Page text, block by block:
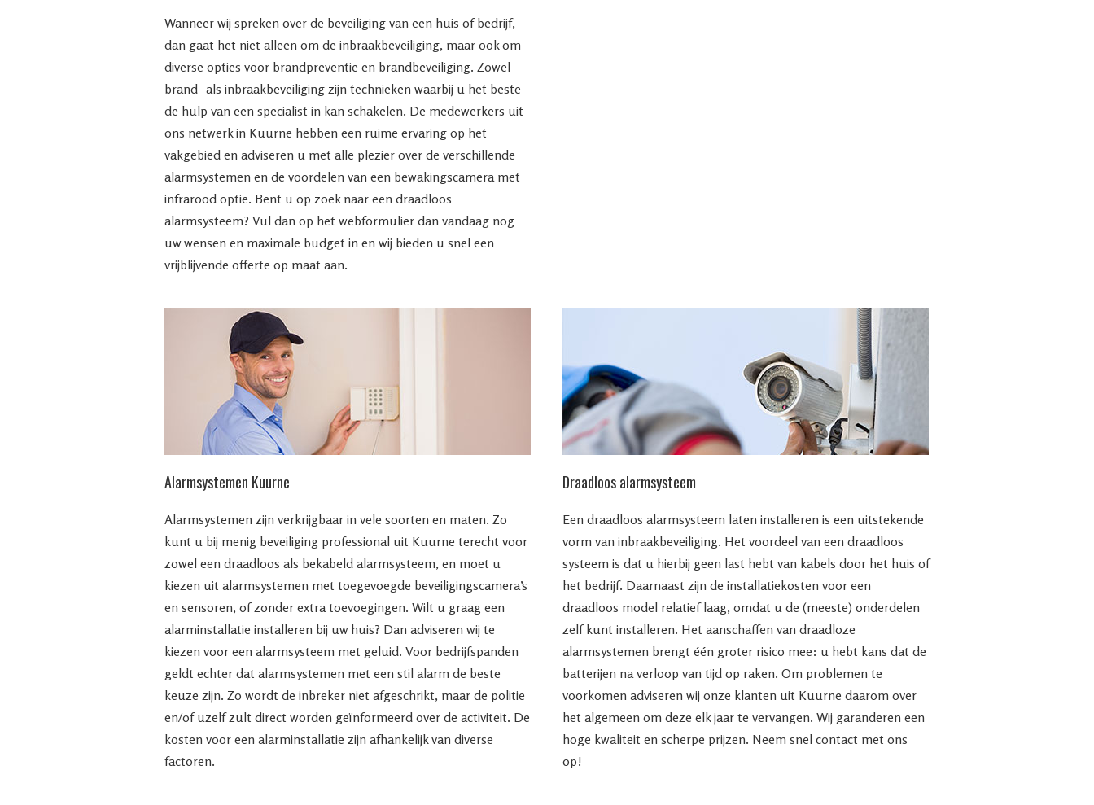
Wanneer wij spreken over de beveiliging van een huis of bedrijf,
dan gaat het niet alleen om de inbraakbeveiliging, maar ook om
diverse opties voor brandpreventie en brandbeveiliging. Zowel
brand- als inbraakbeveiliging zijn technieken waarbij u het beste
de hulp van een specialist in kan schakelen. De medewerkers uit
ons netwerk in Kuurne hebben een ruime ervaring op het
vakgebied en adviseren u met alle plezier over de verschillende
alarmsystemen en de voordelen van een bewakingscamera met
infrarood optie. Bent u op zoek naar een draadloos
alarmsysteem? Vul dan op het webformulier dan vandaag nog
uw wensen en maximale budget in en wij bieden u snel een
vrijblijvende offerte op maat aan.
Alarmsystemen Kuurne
Alarmsystemen zijn verkrijgbaar in vele soorten en maten. Zo
kunt u bij menig beveiliging professional uit Kuurne terecht voor
zowel een draadloos als bekabeld alarmsysteem, en moet u
kiezen uit alarmsystemen met toegevoegde beveiligingscamera’s
en sensoren, of zonder extra toevoegingen. Wilt u graag een
alarminstallatie installeren bij uw huis? Dan adviseren wij te
kiezen voor een alarmsysteem met geluid. Voor bedrijfspanden
geldt echter dat alarmsystemen met een stil alarm de beste
keuze zijn. Zo wordt de inbreker niet afgeschrikt, maar de politie
en/of uzelf zult direct worden geïnformeerd over de activiteit. De
kosten voor een alarminstallatie zijn afhankelijk van diverse
factoren.
Draadloos alarmsysteem
Een draadloos alarmsysteem laten installeren is een uitstekende
vorm van inbraakbeveiliging. Het voordeel van een draadloos
systeem is dat u hierbij geen last hebt van kabels door het huis of
het bedrijf. Daarnaast zijn de installatiekosten voor een
draadloos model relatief laag, omdat u de (meeste) onderdelen
zelf kunt installeren. Het aanschaffen van draadloze
alarmsystemen brengt één groter risico mee: u hebt kans dat de
batterijen na verloop van tijd op raken. Om problemen te
voorkomen adviseren wij onze klanten uit Kuurne daarom over
het algemeen om deze elk jaar te vervangen. Wij garanderen een
hoge kwaliteit en scherpe prijzen. Neem snel contact met ons
op!